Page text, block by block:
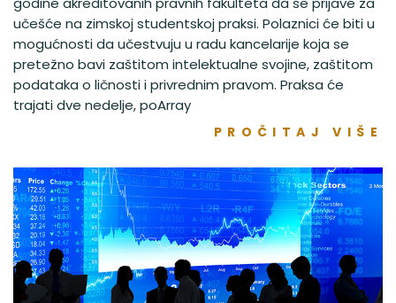
učešće na zimskoj studentskoj praksi. Polaznici će biti u
mogućnosti da učestvuju u radu kancelarije koja se
pretežno bavi zaštitom intelektualne svojine, zaštitom
podataka o ličnosti i privrednim pravom. Praksa će
trajati dve nedelje, poArray
PROČITAJ VIŠE